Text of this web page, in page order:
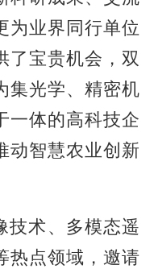
为业界同行单位
了宝贵机会，双
集光学、精密机
一体的高科技企
动智慧农业创新
技术、多模态遥
热点领域，邀请